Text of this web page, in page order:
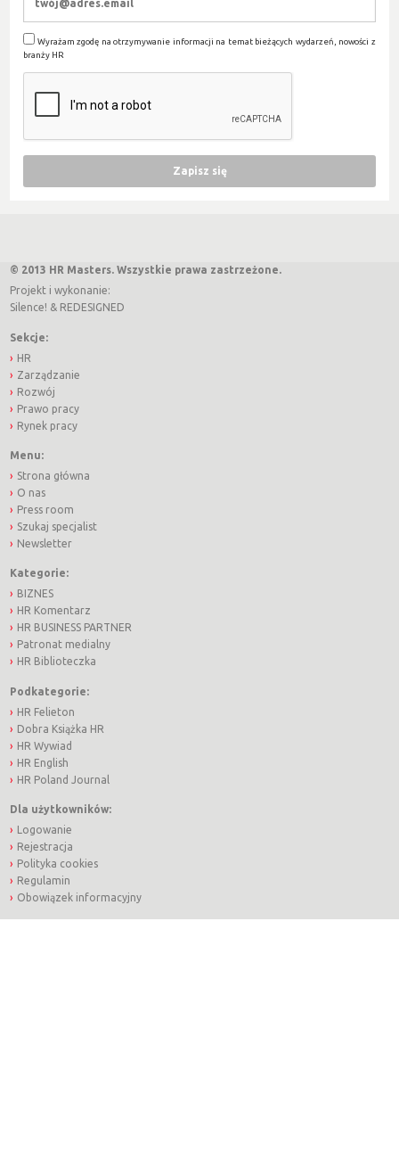
Wyrażam zgodę na otrzymywanie informacji na temat bieżących wydarzeń, nowości z
branży HR
© 2013 HR Masters. Wszystkie prawa zastrzeżone.
Projekt i wykonanie:
Silence! & REDESIGNED
Sekcje:
HR
Zarządzanie
Rozwój
Prawo pracy
Rynek pracy
Menu:
Strona główna
O nas
Press room
Szukaj specjalist
Newsletter
Kategorie:
BIZNES
HR Komentarz
HR BUSINESS PARTNER
Patronat medialny
HR Biblioteczka
Podkategorie:
HR Felieton
Dobra Książka HR
HR Wywiad
HR English
HR Poland Journal
Dla użytkowników:
Logowanie
Rejestracja
Polityka cookies
Regulamin
Obowiązek informacyjny